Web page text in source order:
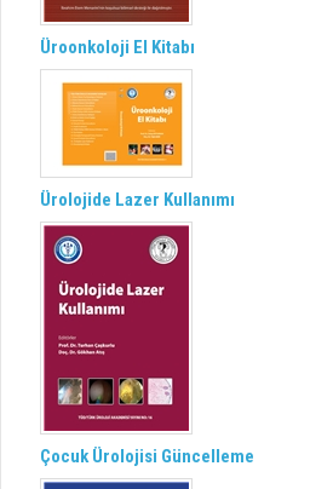
Üroonkoloji El Kitabı
Ürolojide Lazer Kullanımı
Çocuk Ürolojisi Güncelleme